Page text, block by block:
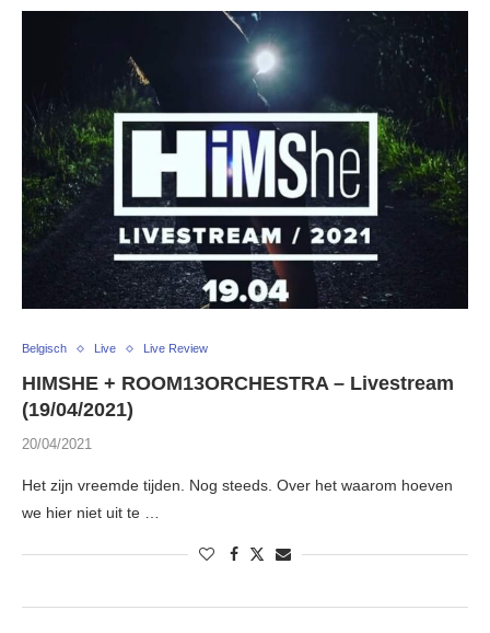
Belgisch Live Live Review
HIMSHE + ROOM13ORCHESTRA – Livestream
(19/04/2021)
20/04/2021
Het zijn vreemde tijden. Nog steeds. Over het waarom hoeven
we hier niet uit te …